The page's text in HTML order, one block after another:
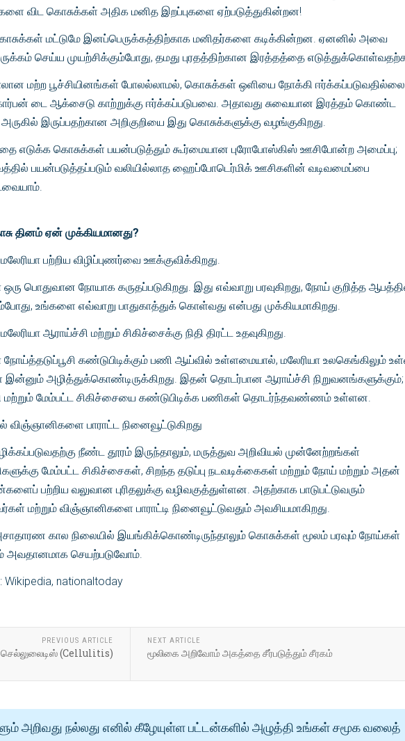
விட கொசுக்கள் அதிக மனித இறப்புகளை ஏற்படுத்துகின்றன!
மட்டுமே இனப்பெருக்கத்திற்காக மனிதர்களை கடிக்கின்றன. ஏனனில் அவை
செய்ய முயற்சிக்கும்போது, தமது புரதத்திற்கான இரத்தத்தை
மற்ற பூச்சியினங்கள் போலல்லாமல், கொசுக்கள் ஒளியை நோக்கி ஈர்க்கப்படுவதில்லை
டை ஆக்சைடு காற்றுக்கு ஈர்க்கப்படுபவை. அதாவது சுவையான இரத்தம் கொண்ட
அருகில் இருப்பதற்கான அறிகுறியை இது கொசுக்களுக்கு வழங்குகிறது.
எடுக்க கொசுக்கள் பயன்படுத்தும் கூர்மையான புரோபோஸ்கிஸ் ஊசிபோன்ற அமைப்பு;
பயன்படுத்தப்படும் வலியில்லாத ஹைப்போடெர்மிக் ஊசிகளின் வடிவமைப்பை
தினம் ஏன் முக்கியமானது?
பற்றிய விழிப்புணர்வை ஊக்குவிக்கிறது.
ஒரு பொதுவான நோயாக கருதப்படுகிறது. இது எவ்வாறு பரவுகிறது, நோய் குறித்த
உங்களை எவ்வாறு பாதுகாத்துக் கொள்வது என்பது முக்கியமாகிறது.
ஆராய்ச்சி மற்றும் சிகிச்சைக்கு நிதி திரட்ட உதவுகிறது.
நோய்த்தடுப்பூசி கண்டுபிடிக்கும் பணி ஆய்வில் உள்ளமையால், மலேரியா உலகெங்கிலும்
அழித்துக்கொண்டிருக்கிறது. இதன் தொடர்பான ஆராய்ச்சி நிறுவனங்களுக்கும்;
மற்றும் மேம்பட்ட சிகிச்சையை கண்டுபிடிக்க பணிகள் தொடர்ந்தவண்ணம் உள்ளன.
விஞ்ஞானிகளை பாராட்ட நினைவூட்டுகிறது
நீண்ட தூரம் இருந்தாலும், மருத்துவ அறிவியல் முன்னேற்றங்கள்
மேம்பட்ட சிகிச்சைகள், சிறந்த தடுப்பு நடவடிக்கைகள் மற்றும் நோய் மற்றும் அதன்
பற்றிய வலுவான புரிதலுக்கு வழிவகுத்துள்ளன. அதற்காக பாடுபட்டுவரும்
மற்றும் விஞ்ஞானிகளை பாராட்டி நினைவூட்டுவதும் அவசியமாகிறது.
கால நிலையில் இயங்கிக்கொண்டிருந்தாலும் கொசுக்கள் மூலம் பரவும் நோய்கள்
அவதானமாக செயற்படுவோம்.
Wikipedia, nationaltoday
PREVIOUS ARTICLE
செல்லுலைடிஸ் (Cellulitis)
NEXT ARTICLE
மூலிகை அறிவோம் அகத்தை சீர்படுத்தும் சீரகம்
அறிவது நல்லது எனில் கீழேயுள்ள பட்டன்களில் அழுத்தி உங்கள் சமூக வலைத்